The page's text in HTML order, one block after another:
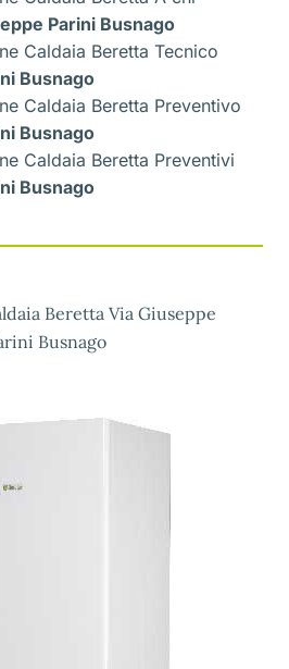
Parini Busnago
Caldaia Beretta Tecnico
Busnago
Caldaia Beretta Preventivo
Busnago
Caldaia Beretta Preventivi
Busnago
Beretta Via Giuseppe
Busnago